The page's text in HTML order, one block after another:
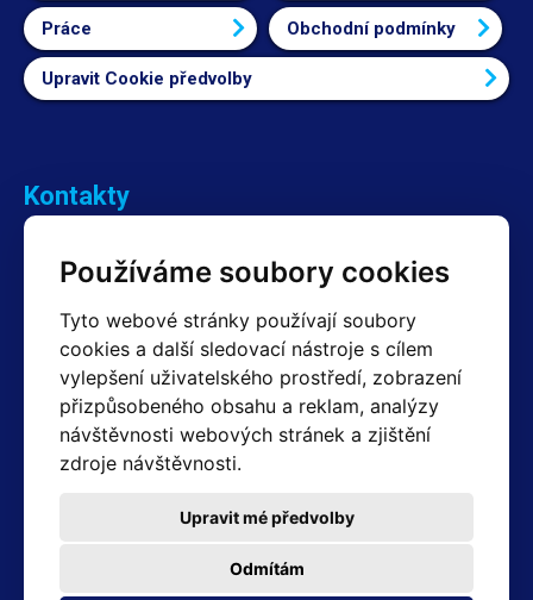
Používáme soubory cookies
Tyto webové stránky používají soubory
cookies a další sledovací nástroje s cílem
vylepšení uživatelského prostředí, zobrazení
přizpůsobeného obsahu a reklam, analýzy
návštěvnosti webových stránek a zjištění
zdroje návštěvnosti.
Odmítám
Upravit mé předvolby
Práce Obchodní podmínky
Upravit Cookie předvolby
Kontakty
+420 603 357 606 +420 605 234 204
Fakturační a expediční oddělení
+420 605 259 759 (Po–Pá: 7:30 – 15:00)
Technické oddělení
+420 603 355 085 (Po–Pá: 8:00 – 16:00)
servis@hotair.cz
Platba jen v hotovosti